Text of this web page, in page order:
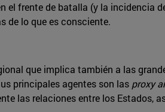
el frente de batalla (y la incidencia
de lo que es consciente.
que implica también a las
principales agentes son las proxy
las relaciones entre los Estados,